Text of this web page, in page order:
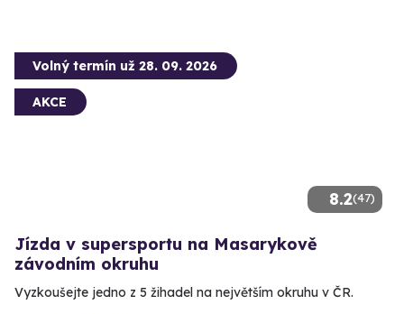
8.2(47)
Volný termín už 28. 09. 2026
AKCE
Jízda v supersportu na Masarykově
závodním okruhu
Vyzkoušejte jedno z 5 žihadel na největším okruhu v ČR.